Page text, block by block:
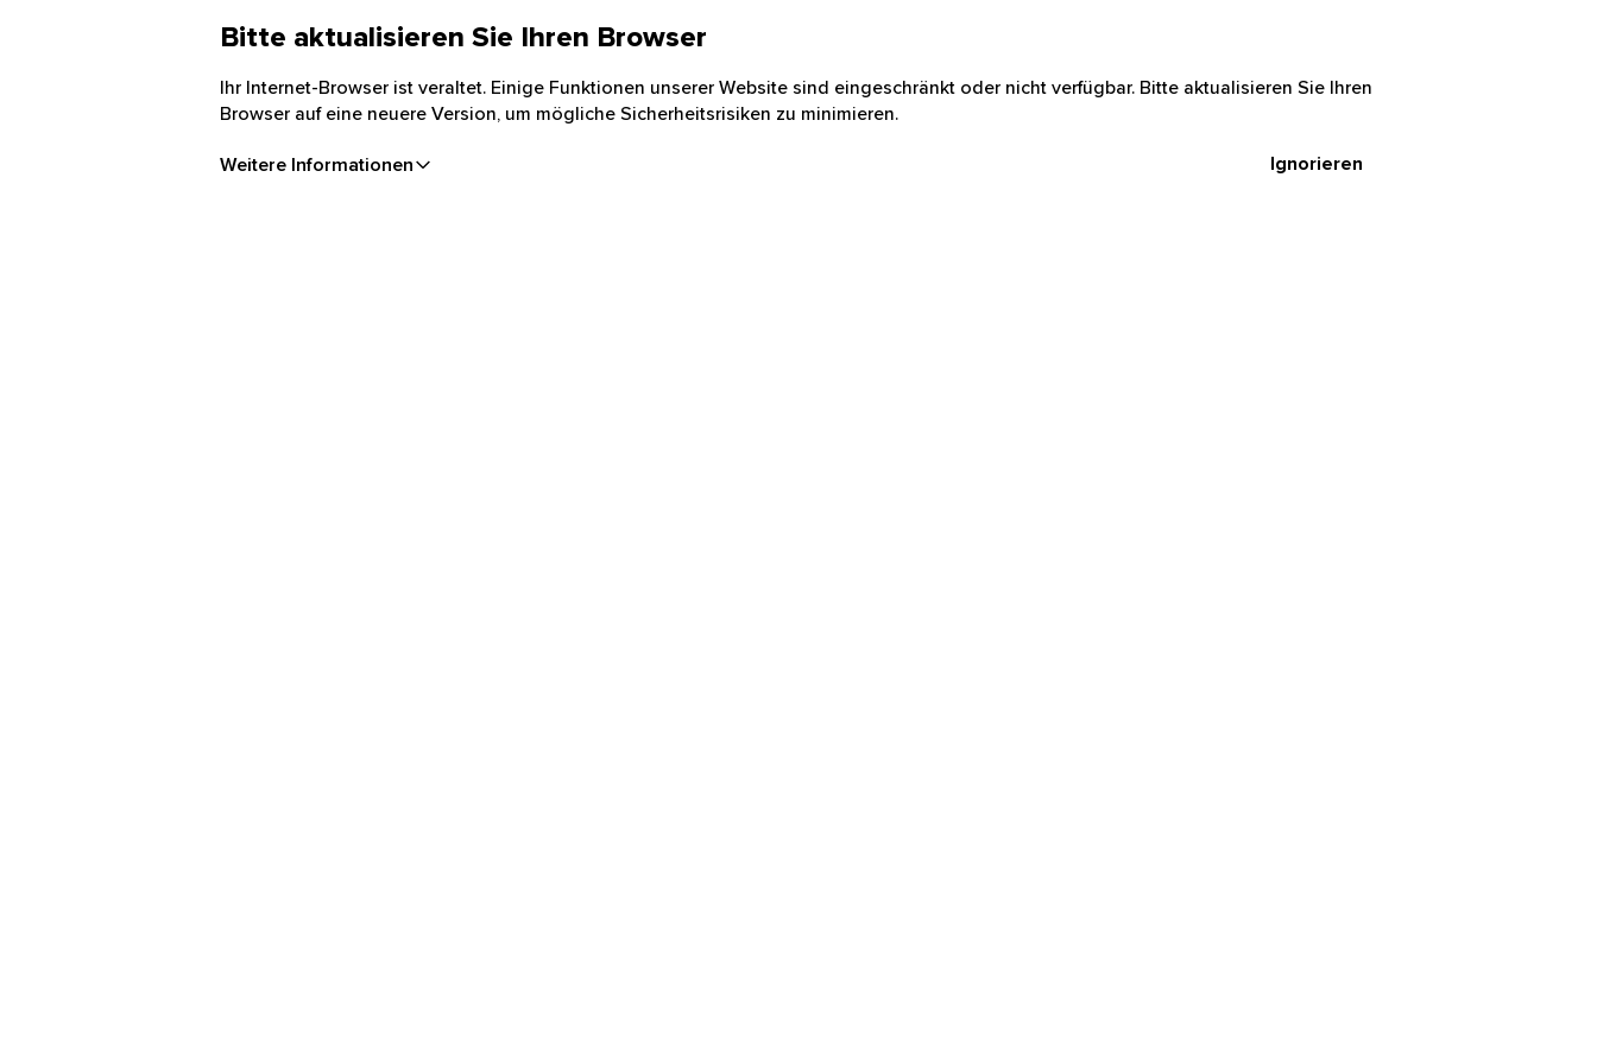
Bitte aktualisieren Sie Ihren Browser
Ihr Internet-Browser ist veraltet. Einige Funktionen unserer Website sind eingeschränkt oder nicht verfügbar. Bitte aktualisieren Sie Ihren
Browser auf eine neuere Version, um mögliche Sicherheitsrisiken zu minimieren.
Weitere Informationen Ignorieren